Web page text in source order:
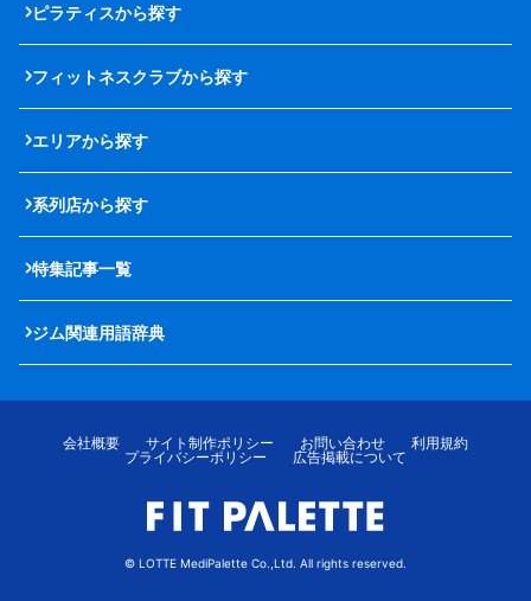
ピラティスから探す
フィットネスクラブから探す
エリアから探す
系列店から探す
特集記事一覧
ジム関連用語辞典
会社概要 サイト制作ポリシー お問い合わせ
利用規約
プライバシーポリシー
広告掲載について
© LOTTE MediPalette Co.,Ltd. All rights reserved.